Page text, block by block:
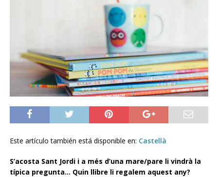
Este artículo también está disponible en: Castellà
S’acosta Sant Jordi i a més d’una mare/pare li vindrà la
típica pregunta… Quin llibre li regalem aquest any?